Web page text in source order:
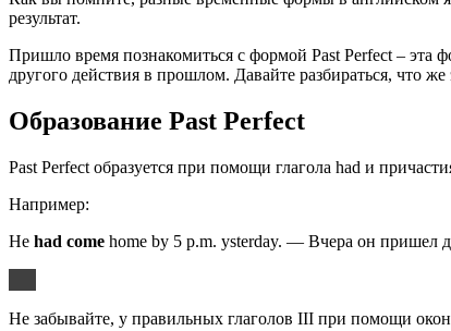
результат.
Пришло время познакомиться с формой Past Perfect – эта
другого действия в прошлом. Давайте разбираться, что же
Образование Past Perfect
Past Perfect образуется при помощи глагола had и
Например:
He had come home by 5 p.m. ysterday. — Вчера он пришел
Не забывайте, у правильных глаголов III при помощи